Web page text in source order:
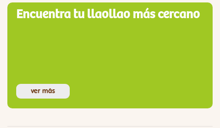
Encuentra tu llaollao más cercano
ver más